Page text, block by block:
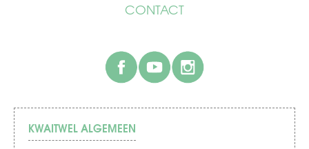
CONTACT
facebook
KWAITWEL ALGEMEEN